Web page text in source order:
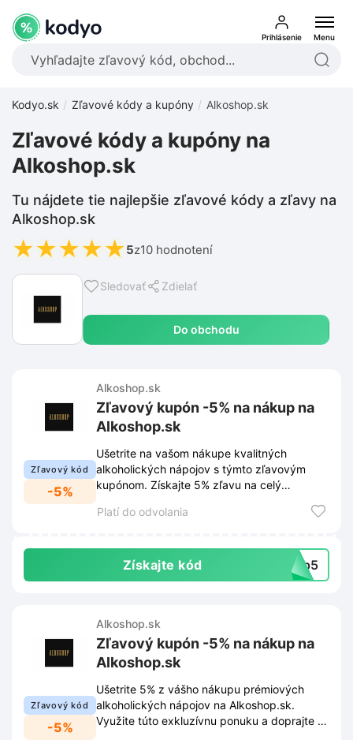
Prihlásenie Menu
Kodyo.sk Zľavové kódy a kupóny Alkoshop.sk
Sledovať Zdielať
Do obchodu
Zľavové kódy a kupóny na
Alkoshop.sk
Tu nájdete tie najlepšie zľavové kódy a zľavy na
Alkoshop.sk
★★★★★5z10 hodnotení
Zľavový kód
-5%
Alkoshop.sk
Zľavový kupón -5% na nákup na
Alkoshop.sk
Ušetrite na vašom nákupe kvalitných
alkoholických nápojov s týmto zľavovým
kupónom. Získajte 5% zľavu na celý
Platí do odvolania
Získajte kód hop5
Zľavový kód
-5%
Alkoshop.sk
Zľavový kupón -5% na nákup na
Alkoshop.sk
Ušetrite 5% z vášho nákupu prémiových
alkoholických nápojov na Alkoshop.sk.
Využite túto exkluzívnu ponuku a doprajte si